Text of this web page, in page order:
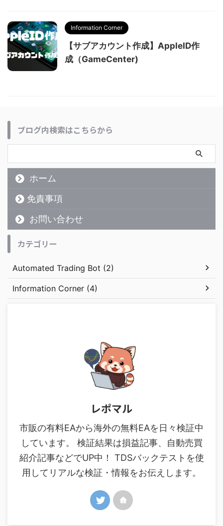
Information Corner
【サブアカウント作成】AppleID作
成（GameCenter)
ブログ内検索はこちらから
ホーム
免責事項
お問い合わせ
カテゴリー
Automated Trading Bot (2)
Information Corner (4)
レポマル
市販の有料EAから海外の無料EAを日々検証中
しています。 検証結果は損益記事、自動売買
紹介記事などでUP中！ TDSバックテストを使
用してリアルな検証・情報をお伝えします。